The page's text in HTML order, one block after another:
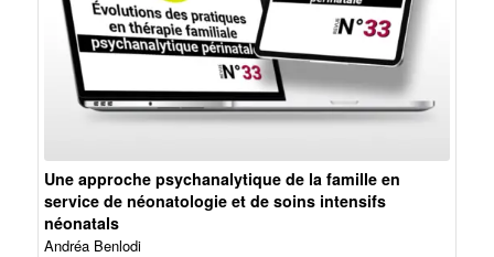
Une approche psychanalytique de la famille en
service de néonatologie et de soins intensifs
néonatals
Andréa Benlodi